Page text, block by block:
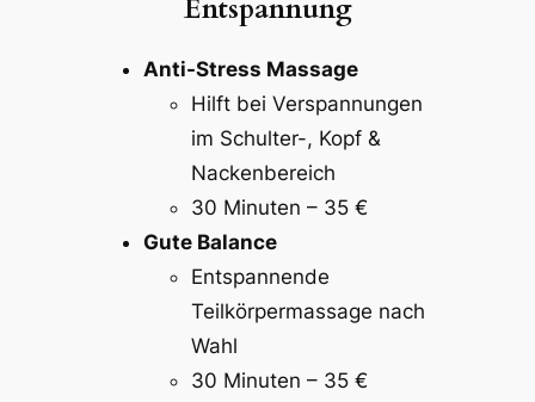
Entspannung
Anti-Stress Massage
Hilft bei Verspannungen
im Schulter-, Kopf &
Nackenbereich
30 Minuten – 35 €
Gute Balance
Entspannende
Teilkörpermassage nach
Wahl
30 Minuten – 35 €